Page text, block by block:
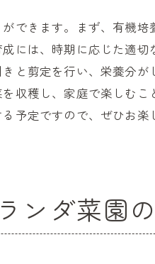
法
できます。まず、有機培
には、時期に応じた適切
と剪定を行い、栄養分が
収穫し、家庭で楽しむこ
予定ですので、ぜひお楽
ンダ菜園